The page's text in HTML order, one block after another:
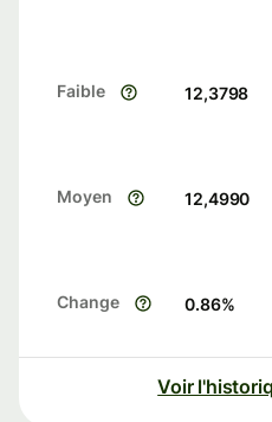
Faible 12,3798
Moyen 12,4990
Change 0.86%
Voir